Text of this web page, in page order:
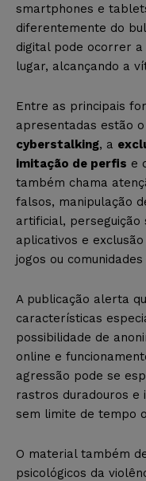
smartphones e
diferentemente do
digital pode ocorrer
lugar, alcançando a
Entre as principais
apresentadas estão o
cyberstalking, a
imitação de perfis e
também chama
falsos, manipulação
artificial, perseguição
aplicativos e
jogos ou
A publicação alerta
características
possibilidade de
online e
agressão pode se
rastros duradouros e
sem limite de tempo
O material também
psicológicos da